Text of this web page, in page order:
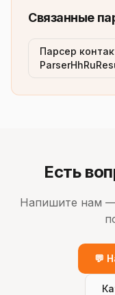
Связанные
Парсер
Есть
Напишите нам
💬